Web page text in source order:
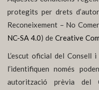
protegits per drets
Reconeixement – No
NC-SA 4.0) de Creative
L’escut oficial del
l’identifiquen només
autorització prèvia